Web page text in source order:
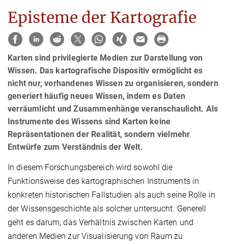
Episteme der Kartografie
Karten sind privilegierte Medien zur Darstellung von
Wissen. Das kartografische Dispositiv ermöglicht es
nicht nur, vorhandenes Wissen zu organisieren, sondern
generiert häufig neues Wissen, indem es Daten
verräumlicht und Zusammenhänge veranschaulicht. Als
Instrumente des Wissens sind Karten keine
Repräsentationen der Realität, sondern vielmehr
Entwürfe zum Verständnis der Welt.
In diesem Forschungsbereich wird sowohl die
Funktionsweise des kartographischen Instruments in
konkreten historischen Fallstudien als auch seine Rolle in
der Wissensgeschichte als solcher untersucht. Generell
geht es darum, das Verhältnis zwischen Karten und
anderen Medien zur Visualisierung von Raum zu